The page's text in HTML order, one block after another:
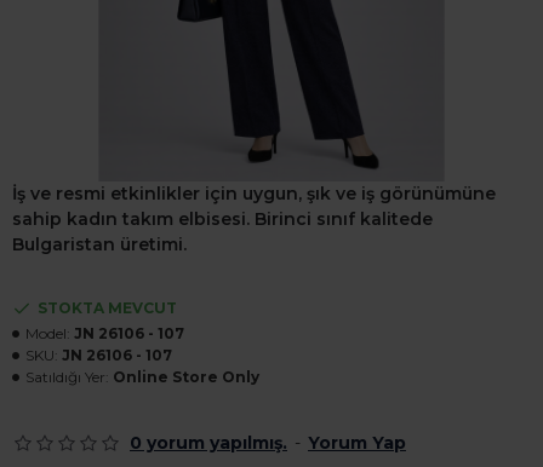
İş ve resmi etkinlikler için uygun, şık ve iş görünümüne
sahip kadın takım elbisesi. Birinci sınıf kalitede
Bulgaristan üretimi.
STOKTA MEVCUT
Model: JN 26106 - 107
SKU: JN 26106 - 107
Satıldığı Yer: Online Store Only
0 yorum yapılmış. - Yorum Yap